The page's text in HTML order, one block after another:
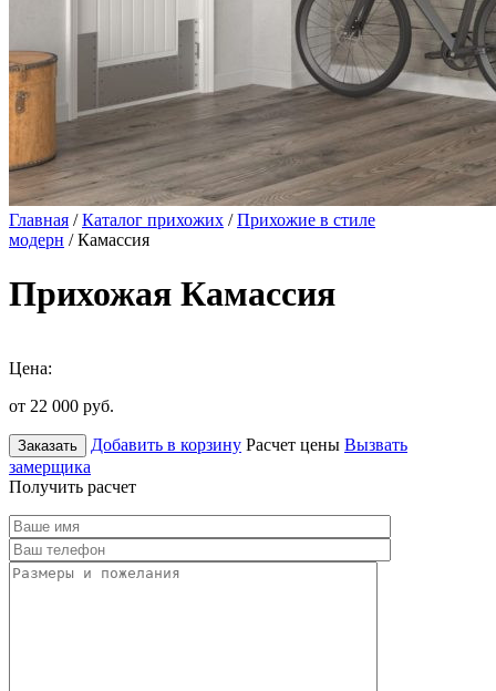
Главная /Каталог прихожих /Прихожие в стиле
модерн / Камассия
Прихожая Камассия
Цена:
от 22 000 руб.
Заказать Добавить в корзину Расчет цены Вызвать
замерщика
Получить расчет